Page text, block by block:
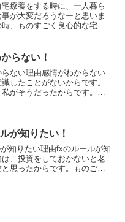
宅療養をする時に、一人暮ら
事が大変だろうなーと思いま
、ものすごく良心的な宅配
一人暮らし近所に誰か家族
までの食事や必...
らない！
ない理由感情がわからない
したことがないからです。
がそうだったからです。私
とは知りませ...
が知りたい！
知りたい理由fxのルールが知
は、投資をしておかないと老
思ったからです。ものごと